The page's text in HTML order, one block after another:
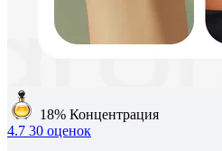
18% Концентрация
4.7 30 оценок